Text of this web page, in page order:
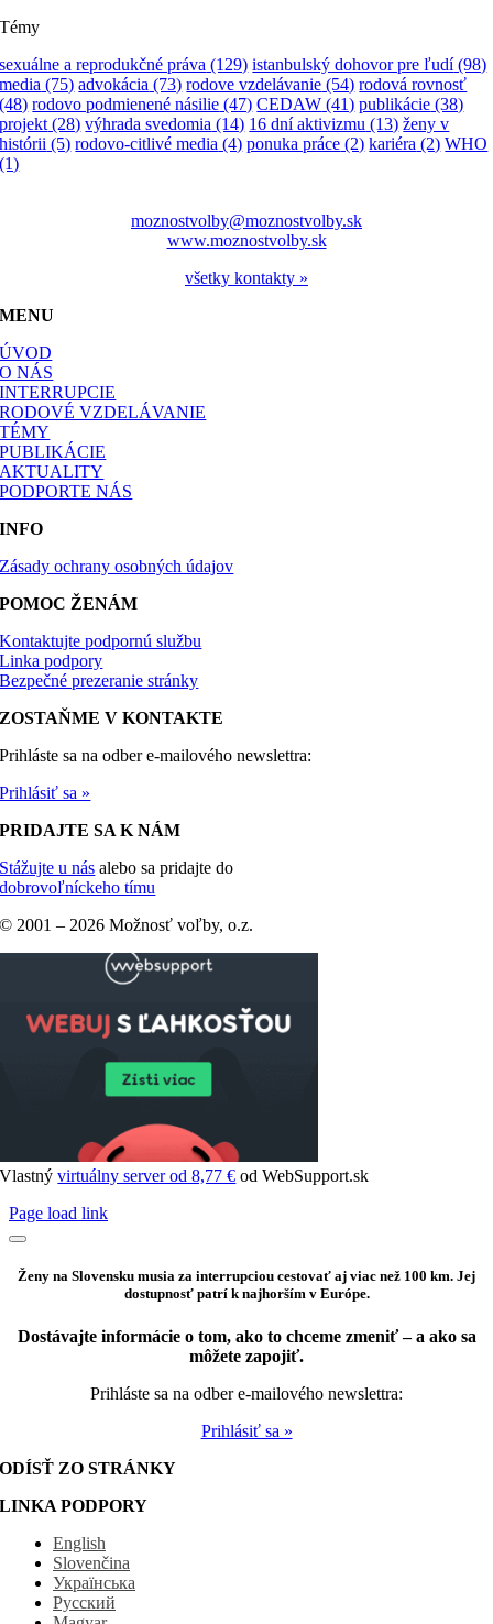
Témy
sexuálne a reprodukčné práva (129) istanbulský dohovor pre ľudí(98)
media (75) advokácia (73) rodove vzdelávanie (54) rodová rovnosť
(48) rodovo podmienené násilie (47) CEDAW (41) publikácie (38)
projekt (28) výhrada svedomia (14) 16 dní aktivizmu (13) ženy v
histórii (5) rodovo-citlivé media (4) ponuka práce (2) kariéra (2) WHO
(1)
moznostvolby@moznostvolby.sk
www.moznostvolby.sk
všetky kontakty »
MENU
ÚVOD
O NÁS
INTERRUPCIE
RODOVÉ VZDELÁVANIE
TÉMY
PUBLIKÁCIE
AKTUALITY
PODPORTE NÁS
INFO
Zásady ochrany osobných údajov
POMOC ŽENÁM
Kontaktujte podpornú službu
Linka podpory
Bezpečné prezeranie stránky
ZOSTAŇME V KONTAKTE
Prihláste sa na odber e-mailového newslettra:
Prihlásiť sa »
PRIDAJTE SA K NÁM
Stážujte u nás alebo sa pridajte do
dobrovoľníckeho tímu
© 2001 – 2026 Možnosť voľby, o.z.
Vlastnývirtuálny server od 8,77 € od WebSupport.sk
Page load link
Ženy na Slovensku musia za interrupciou cestovať aj viac než 100 km. Jej
dostupnosť patrí k najhorším v Európe.
Dostávajte informácie o tom, ako to chceme zmeniť – a ako sa
môžete zapojiť.
Prihláste sa na odber e-mailového newslettra:
Prihlásiť sa »
ODÍSŤ ZO STRÁNKY
LINKA PODPORY
English
Slovenčina
Українська
Русский